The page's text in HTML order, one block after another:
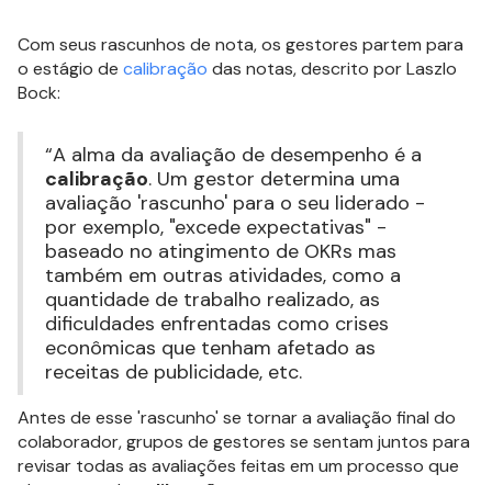
Com seus rascunhos de nota, os gestores partem para
o estágio de calibração das notas, descrito por Laszlo
Bock:
“A alma da avaliação de desempenho é a
calibração. Um gestor determina uma
avaliação 'rascunho' para o seu liderado -
por exemplo, "excede expectativas" -
baseado no atingimento de OKRs mas
também em outras atividades, como a
quantidade de trabalho realizado, as
dificuldades enfrentadas como crises
econômicas que tenham afetado as
receitas de publicidade, etc.
Antes de esse 'rascunho' se tornar a avaliação final do
colaborador, grupos de gestores se sentam juntos para
revisar todas as avaliações feitas em um processo que